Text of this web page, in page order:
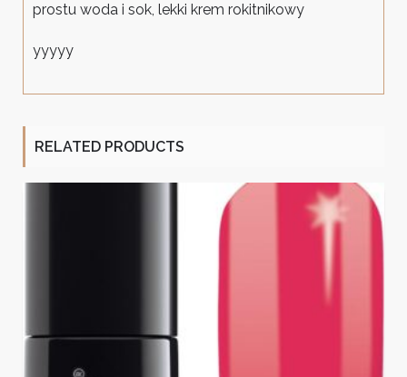
prostu woda i sok, lekki krem rokitnikowy
yyyyy
RELATED PRODUCTS